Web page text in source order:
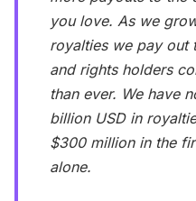
you love. As we
royalties we pay out
and rights holders
than ever. We have
billion USD in
$300 million in the
alone.